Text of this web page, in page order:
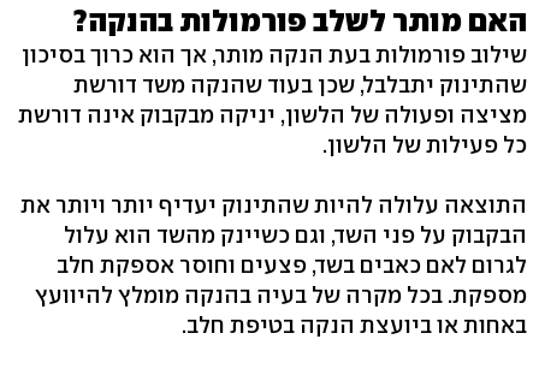
האם מותר לשלב פורמולות בהנקה?
שילוב פורמולות בעת הנקה מותר, אך הוא כרוך בסיכון
שהתינוק יתבלבל, שכן בעוד שהנקה משד דורשת
מציצה ופעולה של הלשון, יניקה מבקבוק אינה דורשת
כל פעילות של הלשון.
התוצאה עלולה להיות שהתינוק יעדיף יותר ויותר את
הבקבוק על פני השד, וגם כשיינק מהשד הוא עלול
לגרום לאם כאבים בשד, פצעים וחוסר אספקת חלב
מספקת. בכל מקרה של בעיה בהנקה מומלץ להיוועץ
באחות או ביועצת הנקה בטיפת חלב.